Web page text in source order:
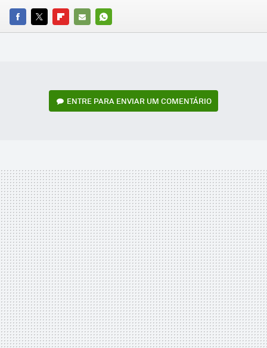
FACEBOOK
TWITTERFLIPBOARD
E-
WHATSAPP
ENTRE PARA ENVIAR UM COMENTÁRIO